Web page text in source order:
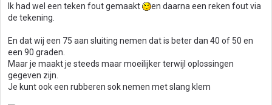
Ik had wel een teken fout gemaakt
en daarna een reken fout via
de tekening.
En dat wij een 75 aan sluiting nemen dat is beter dan 40 of 50 en
een 90 graden.
Maar je maakt je steeds maar moeilijker terwijl oplossingen
gegeven zijn.
Je kunt ook een rubberen sok nemen met slang klem